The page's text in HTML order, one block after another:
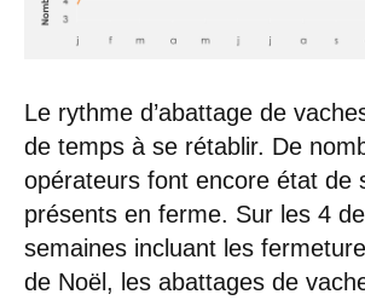
Le rythme d’abattage de
de temps à se rétablir. De
opérateurs font encore état de
présents en ferme. Sur les 4
semaines incluant les
de Noël, les abattages de